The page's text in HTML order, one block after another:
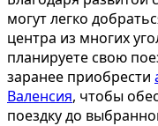
могут легко
центра из многих
планируете свою
заранее приобрести
Валенсия, чтобы
поездку до